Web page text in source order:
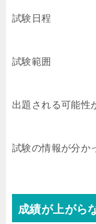
試験日程
試験範囲
出題される可能性
試験の情報が分か
成績が上がら